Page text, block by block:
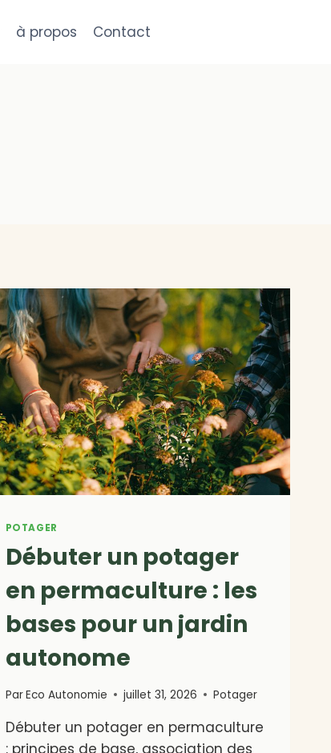
à propos Contact
POTAGER
Débuter un potager
en permaculture : les
bases pour un jardin
autonome
ParEco Autonomie juillet 31, 2026 Potager
Débuter un potager en permaculture
: principes de base, association des